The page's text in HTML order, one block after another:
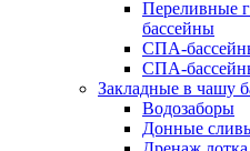
Переливные
бассейны
СПА-
СПА-
Закладные в чашу
Водозаборы
Донные